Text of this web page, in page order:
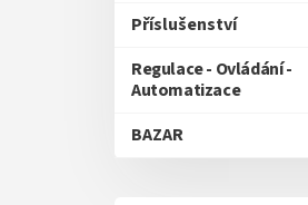
Příslušenství
Regulace - Ovládání -
Automatizace
BAZAR